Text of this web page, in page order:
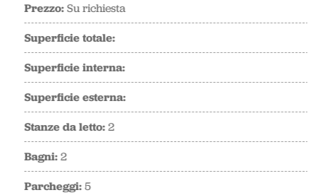
Prezzo:Su richiesta
Superficie totale:
Superficie interna:
Superficie esterna:
Stanze da letto:2
Bagni:2
Parcheggi:5